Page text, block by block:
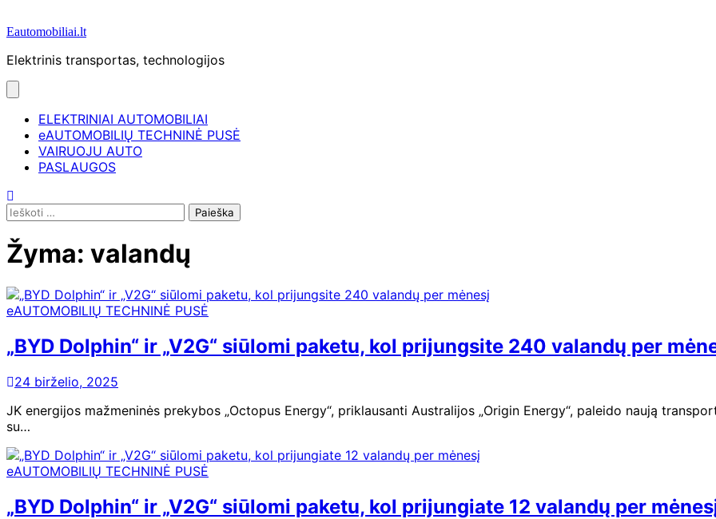
Eautomobiliai.lt
Elektrinis transportas, technologijos
ELEKTRINIAI AUTOMOBILIAI
eAUTOMOBILIŲ TECHNINĖ PUSĖ
VAIRUOJU AUTO
PASLAUGOS
Ieškoti:
Žyma: valandų
eAUTOMOBILIŲ TECHNINĖ PUSĖ
„BYD Dolphin“ ir „V2G“ siūlomi paketu, kol prijungsite 240 valandų per
24 birželio, 2025
JK energijos mažmeninės prekybos „Octopus Energy“, priklausanti Australijos „Origin Energy“, paleido naują
su…
eAUTOMOBILIŲ TECHNINĖ PUSĖ
„BYD Dolphin“ ir „V2G“ siūlomi paketu, kol prijungiate 12 valandų per